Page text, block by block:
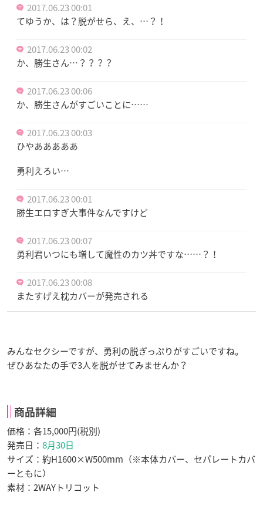
2017.06.23 00:01
てゆうか、は？脱がせら、え、…？！
2017.06.23 00:02
か、勝生さん…？？？？
2017.06.23 00:06
か、勝生さんがすごいことに……
2017.06.23 00:03
ひやあああああ
勇利えろい…
2017.06.23 00:01
勝生エロすぎ大事件なんですけど
2017.06.23 00:07
勇利君いつにも増して魔性のカツ丼ですな……？！
2017.06.23 00:08
またすげえ枕カバーが発売される
みんなセクシーですが、勇利の脱ぎっぷりがすごいですね。
ぜひあなたの手で3人を脱がせてみませんか？
商品詳細
価格：各15,000円(税別)
発売日： 8月30日
サイズ：約H1600×W500mm（※本体カバー、セパレートカバ
ーともに）
素材：2WAYトリコット